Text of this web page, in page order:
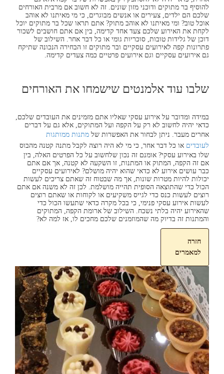
להוסיף בר מתוקים ודוכני מזון שונים. זה לא חשוב אם מרבית האורחים
שלכם הם ילדים, צעירים או אנשים מבוגרים, כי מי מאיתנו לא אוהב
אוכל טוב? ומי מאיתנו לא אוהב מתוק? אתם תראו שכל בר מתוקים יוכל
לקחת את האירוע שלכם צעד אחד קדימה, בין אם אתם חושבים לשכור
דוכן של גלידות טובות, סוכריות גומי או כל דבר אחר. השילוב של
פתרונות קפה לאירועים עסקיים ובר מתוקים זו הבחירה הנכונה שתיקח
גם אירועים עסקיים וגם אירועים פרטיים כמה צעדים קדימה.
שלבו עוד אלמנטים שישמחו את האורחים
במידה ומדובר על אירוע עסקי שאליו אתם מזמינים את העובדים שלכם,
כדאי יהיה לחשוב לא רק על הקפה ועל המתוקים, אלא גם על דברים
אחרים מעבר. ניתן לבחור את האפשרות של מתנות ממותגות
לעובדים או כל דבר אחר, כי מי לא היה רוצה לקבל מתנה קטנה מהבוס
שלו באירוע עסקי? אומנם זה נכון שלחשוב על כל הפרטים האלה, בין
אם זה הקפה, המתוק או המתנות, זו השקעה לא קטנה, אך אם אתם
כבר עושים אירוע לא כדאי שהוא יהיה מושלם? לאירועים עסקיים
יכולות להיות מטרות שונות, אך מה שבטוח זה שאתם צריכים לעשות
הכול כדי שהתוצאה הסופית תהייה מושלמת. לכן זה לא משנה אם אתם
רוצים לעשות כנס כדי לגייס משקיעים או לקוחות או שאתם רוצים
לעשות אירוע עסקי פנימי, כי בכל מקרה כדאי שתעשו הכול כדי
שהאירוע יהיה בלתי נשכח. השילוב של ארומת הקפה, המתוקים
והמתנות זה בדיוק מה שהמוזמנים שלכם מחכים לו, אז למה לא?
חזרה
למאמרים